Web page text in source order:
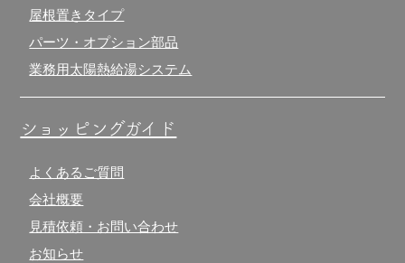
屋根置きタイプ
パーツ・オプション部品
業務用太陽熱給湯システム
ショッピングガイド
よくあるご質問
会社概要
見積依頼・お問い合わせ
お知らせ